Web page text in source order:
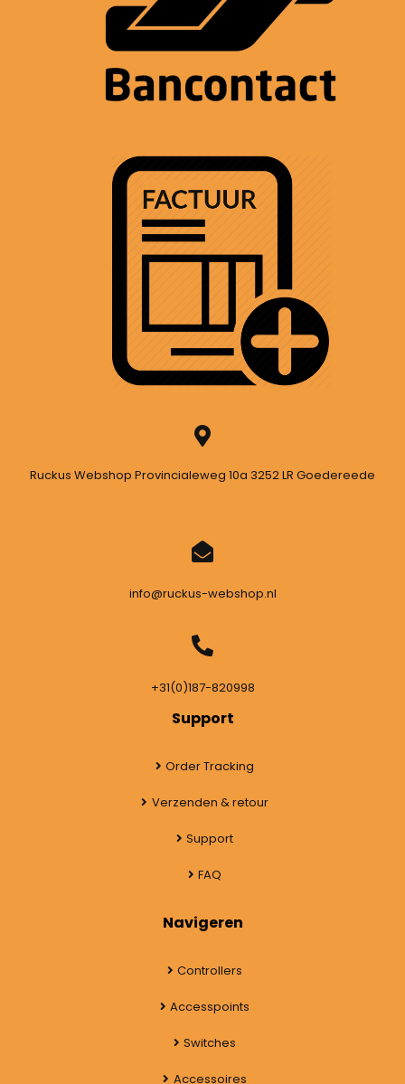
Ruckus Webshop Provincialeweg 10a 3252 LR Goedereede
info@ruckus-webshop.nl
+31(0)187-820998
Support
Order Tracking
Verzenden & retour
Support
FAQ
Navigeren
Controllers
Accesspoints
Switches
Accessoires